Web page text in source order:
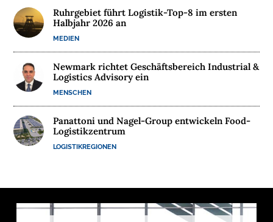
G
K
E
I
T
U
N
T
E
R
H
M
Ruhrgebiet führt Logistik-Top-8 im ersten
Halbjahr 2026 an
MEDIEN
Newmark richtet Geschäftsbereich Industrial &
Logistics Advisory ein
MENSCHEN
Panattoni und Nagel-Group entwickeln Food-
Logistikzentrum
LOGISTIKREGIONEN